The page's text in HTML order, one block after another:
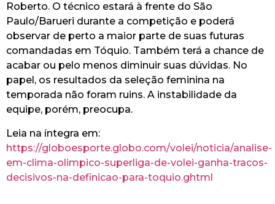
Roberto. O técnico estará à frente do São
Paulo/Barueri durante a competição e poderá
observar de perto a maior parte de suas futuras
comandadas em Tóquio. Também terá a chance de
acabar ou pelo menos diminuir suas dúvidas. No
papel, os resultados da seleção feminina na
temporada não foram ruins. A instabilidade da
equipe, porém, preocupa.
Leia na íntegra em:
https://globoesporte.globo.com/volei/noticia/analise-
em-clima-olimpico-superliga-de-volei-ganha-tracos-
decisivos-na-definicao-para-toquio.ghtml